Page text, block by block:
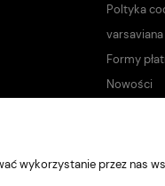
Poltyka
varsaviana
Formy
Nowości
wykorzystanie przez nas